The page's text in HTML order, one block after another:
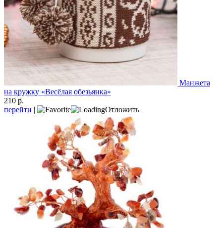
Манжета
на кружку «Весёлая обезьянка»
210 р.
перейти | Отложить